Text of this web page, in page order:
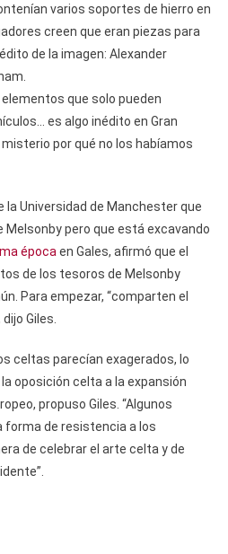
varios soportes de hierro en
creen que eran piezas para
de la imagen: Alexander
que solo pueden
es algo inédito en Gran
misterio por qué no los habíamos
la Universidad de Manchester que
Melsonby pero que está excavando
época en Gales, afirmó que el
de los tesoros de Melsonby
Para empezar, “comparten el
Giles.
celtas parecían exagerados, lo
oposición celta a la expansión
propuso Giles. “Algunos
forma de resistencia a los
de celebrar el arte celta y de